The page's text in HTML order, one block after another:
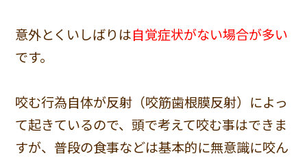
意外とくいしばりは自覚症状がない場合が多い
です。
咬む行為自体が反射（咬筋歯根膜反射）によっ
て起きているので、頭で考えて咬む事はできま
すが、普段の食事などは基本的に無意識に咬ん